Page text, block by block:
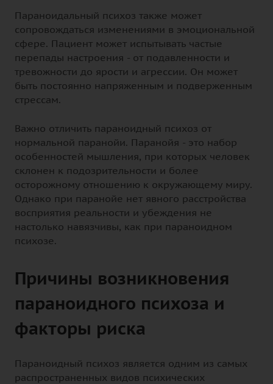
Параноидальный психоз также может
сопровождаться изменениями в эмоциональной
сфере. Пациент может испытывать частые
перепады настроения - от подавленности и
тревожности до ярости и агрессии. Он может
быть постоянно напряженным и подверженным
стрессам.
Важно отличить параноидный психоз от
нормальной паранойи. Паранойя - это набор
особенностей мышления, при которых человек
склонен к подозрительности и более
осторожному отношению к окружающему миру.
Однако при паранойе нет явного расстройства
восприятия реальности и убеждения не
настолько навязчивы, как при параноидном
психозе.
Причины возникновения
параноидного психоза и
факторы риска
Параноидный психоз является одним из самых
распространенных видов психических